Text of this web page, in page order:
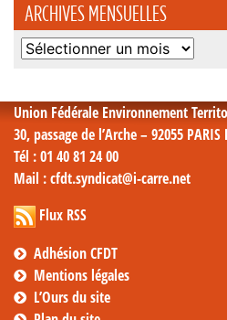
ARCHIVES MENSUELLES
Archives
Union Fédérale Environnement
30, passage de l’Arche – 92055 PARIS
Tél : 01 40 81 24 00
Mail : cfdt.syndicat@i-carre.net
Flux RSS
Adhésion CFDT
Mentions légales
L’Ours du site